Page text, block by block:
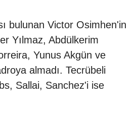
bulunan Victor Osimhen'in
Yılmaz, Abdülkerim
Yunus Akgün ve
almadı. Tecrübeli
Sallai, Sanchez'i ise